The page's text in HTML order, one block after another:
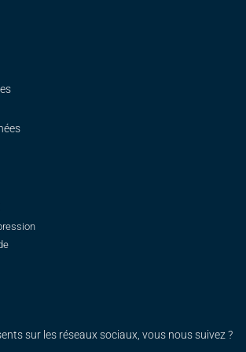
sur les réseaux sociaux, vous nous suivez ?